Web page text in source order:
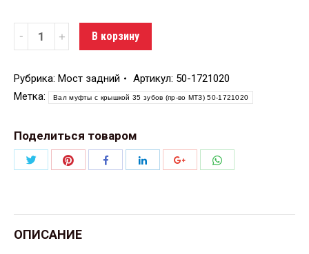
Количество В корзину
Рубрика: Мост задний Артикул: 50-1721020
Метка:
Вал муфты с крышкой 35 зубов (пр-во МТЗ) 50-1721020
Поделиться товаром
ПоделитьсяПоделитьсяПоделитьсяПоделитьсяПоделиться
ОПИСАНИЕ